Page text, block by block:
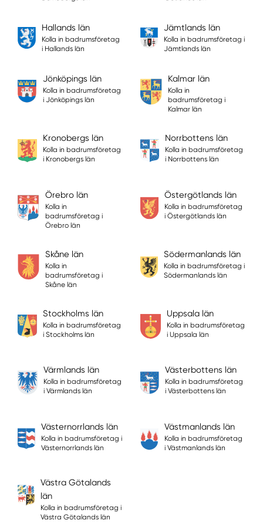
Hallands län
Kolla in badrumsföretag
i Hallands län
Jämtlands län
Kolla in badrumsföretag i
Jämtlands län
Jönköpings län
Kolla in badrumsföretag
i Jönköpings län
Kalmar län
Kolla in
badrumsföretag i
Kalmar län
Kronobergs län
Kolla in badrumsföretag
i Kronobergs län
Norrbottens län
Kolla in badrumsföretag
i Norrbottens län
Örebro län
Kolla in
badrumsföretag i
Örebro län
Östergötlands län
Kolla in badrumsföretag
i Östergötlands län
Skåne län
Kolla in
badrumsföretag i
Skåne län
Södermanlands län
Kolla in badrumsföretag i
Södermanlands län
Stockholms län
Kolla in badrumsföretag
i Stockholms län
Uppsala län
Kolla in badrumsföretag
i Uppsala län
Värmlands län
Kolla in badrumsföretag
i Värmlands län
Västerbottens län
Kolla in badrumsföretag
i Västerbottens län
Västernorrlands län
Kolla in badrumsföretag i
Västernorrlands län
Västmanlands län
Kolla in badrumsföretag
i Västmanlands län
Västra Götalands
län
Kolla in badrumsföretag i
Västra Götalands län